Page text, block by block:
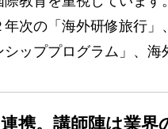
次の「海外研修旅行
ッププログラム」、海
携。講師陣は業界